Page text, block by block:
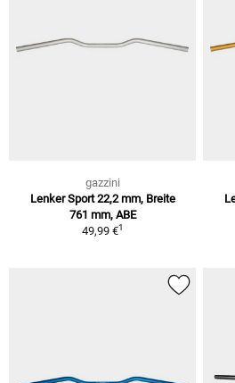
gazzini
Lenker Sport 22,2 mm, Breite
761 mm, ABE
49,99 €1